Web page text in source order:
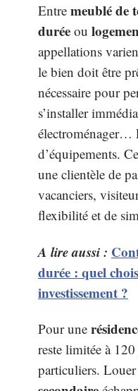
Entre meublé de
durée ou
appellations
le bien doit être
nécessaire pour
s’installer
électroménager…
d’équipements.
une clientèle de
vacanciers,
flexibilité et de
A lire aussi :
durée : quel
investissement ?
Pour une
reste limitée à
particuliers.